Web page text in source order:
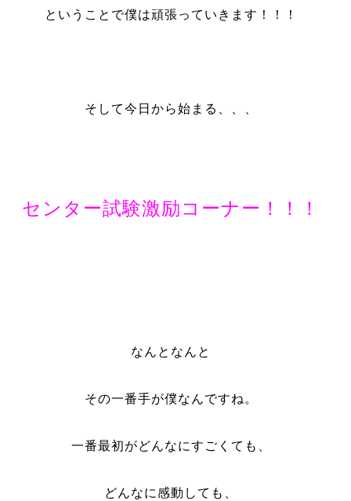
ということで僕は頑張っていきます！！！
そして今日から始まる、、、
センター試験激励コーナー！！！
なんとなんと
その一番手が僕なんですね。
一番最初がどんなにすごくても、
どんなに感動しても、